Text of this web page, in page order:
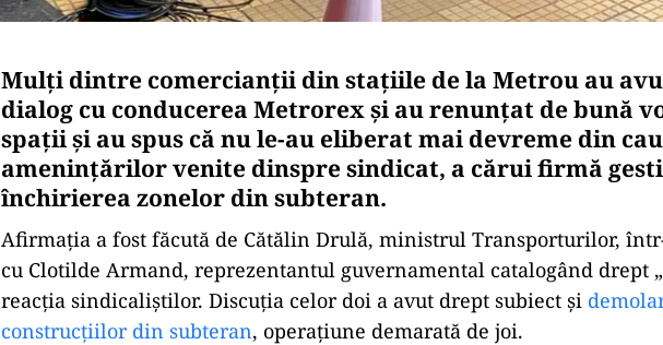
Mulți dintre comercianții din stațiile de la Metrou au
dialog cu conducerea Metrorex și au renunțat de bună
spații și au spus că nu le-au eliberat mai devreme din
amenințărilor venite dinspre sindicat, a cărui firmă
închirierea zonelor din subteran.
Afirmația a fost făcută de Cătălin Drulă, ministrul Transporturilor,
cu Clotilde Armand, reprezentantul guvernamental catalogând drept
reacția sindicaliștilor. Discuția celor doi a avut drept subiect și
construcțiilor din subteran, operațiune demarată de joi.